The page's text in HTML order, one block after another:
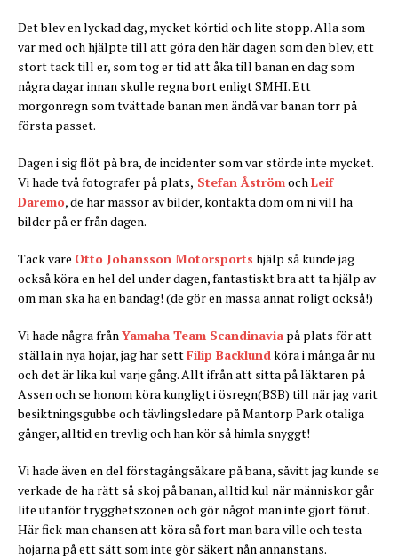
Det blev en lyckad dag, mycket körtid och lite stopp. Alla som
var med och hjälpte till att göra den här dagen som den blev, ett
stort tack till er, som tog er tid att åka till banan en dag som
några dagar innan skulle regna bort enligt SMHI. Ett
morgonregn som tvättade banan men ändå var banan torr på
första passet.
Dagen i sig flöt på bra, de incidenter som var störde inte mycket.
Vi hade två fotografer på plats, Stefan ÅströmochLeif
Daremo, de har massor av bilder, kontakta dom om ni vill ha
bilder på er från dagen.
Tack vare Otto Johansson Motorsports hjälp så kunde jag
också köra en hel del under dagen, fantastiskt bra att ta hjälp av
om man ska ha en bandag! (de gör en massa annat roligt också!)
Vi hade några frånYamaha Team Scandinavia på plats för att
ställa in nya hojar, jag har settFilip Backlundköra i många år nu
och det är lika kul varje gång. Allt ifrån att sitta på läktaren på
Assen och se honom köra kungligt i ösregn(BSB) till när jag varit
besiktningsgubbe och tävlingsledare på Mantorp Park otaliga
gånger, alltid en trevlig och han kör så himla snyggt!
Vi hade även en del förstagångsåkare på bana, såvitt jag kunde se
verkade de ha rätt så skoj på banan, alltid kul när människor går
lite utanför trygghetszonen och gör något man inte gjort förut.
Här fick man chansen att köra så fort man bara ville och testa
hojarna på ett sätt som inte gör säkert nån annanstans.